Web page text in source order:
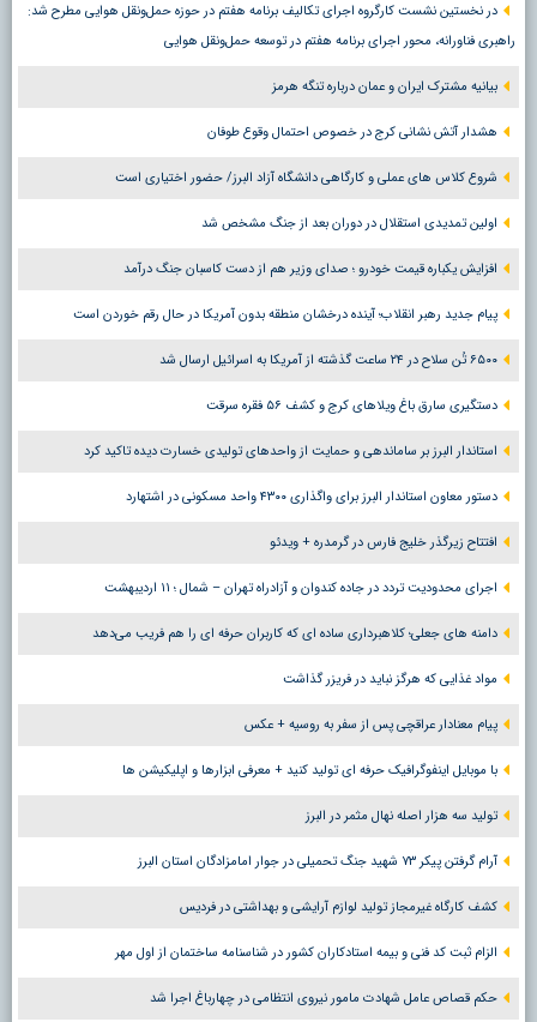
در نخستین نشست کارگروه اجرای تکالیف برنامه هفتم در حوزه حمل‌ونقل هوایی مطرح شد:
راهبری فناورانه، محور اجرای برنامه هفتم در توسعه حمل‌ونقل هوایی
بیانیه مشترک ایران و عمان درباره تنگه هرمز
هشدار آتش نشانی کرج در خصوص احتمال وقوع طوفان
شروع کلاس های عملی و کارگاهی دانشگاه آزاد البرز/ حضور اختیاری است
اولین تمدیدی استقلال در دوران بعد از جنگ مشخص شد
افزایش یکباره قیمت خودرو ؛ صدای وزیر هم از دست کاسبان جنگ درآمد
پیام جدید رهبر انقلاب؛ آینده درخشان منطقه بدون آمریکا در حال رقم خوردن است
۶۵۰۰ تُن سلاح در ۲۴ ساعت گذشته از آمریکا به اسرائیل ارسال شد
دستگیری سارق باغ ویلاهای کرج و کشف ۵۶ فقره سرقت
استاندار البرز بر ساماندهی و حمایت از واحدهای تولیدی خسارت دیده تاکید کرد
دستور معاون استاندار البرز برای واگذاری ۴۳۰۰ واحد مسکونی در اشتهارد
افتتاح زیرگذر خلیج فارس در گرمدره + ویدئو
اجرای محدودیت تردد در جاده کندوان و آزادراه تهران – شمال ؛ ١١ اردیبهشت
دامنه های جعلی؛ کلاهبرداری ساده ای که کاربران حرفه ای را هم فریب می‌دهد
مواد غذایی که هرگز نباید در فریزر گذاشت
پیام معنادار عراقچی پس از سفر به روسیه + عکس
با موبایل اینفوگرافیک حرفه ای تولید کنید + معرفی ابزارها و اپلیکیشن ها
تولید سه هزار اصله نهال مثمر در البرز
آرام گرفتن پیکر ۷۳ شهید جنگ تحمیلی در جوار امامزادگان استان البرز
کشف کارگاه غیرمجاز تولید لوازم آرایشی و بهداشتی در فردیس
الزام ثبت کد فنی و بیمه استادکاران کشور در شناسنامه ساختمان از اول مهر
حکم قصاص عامل شهادت مامور نیروی انتظامی در چهارباغ اجرا شد